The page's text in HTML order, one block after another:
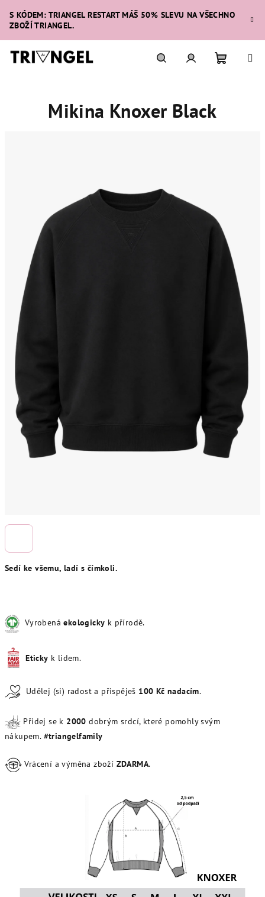
obsah
S KÓDEM: TRIANGEL RESTART MÁŠ 50% SLEVU NA VŠECHNO
ZBOŽÍ TRIANGEL.
Sedí ke všemu, ladí s čímkoli.
Vyrobenáekologicky k přírodě.
Eticky k lidem.
Udělej (si) radost a přispěješ 100 Kč nadacím.
Přidej se k 2000dobrým srdcí, které pomohly svým
nákupem. #triangelfamily
Vrácení a výměna zboží ZDARMA.
Mikina Knoxer Black